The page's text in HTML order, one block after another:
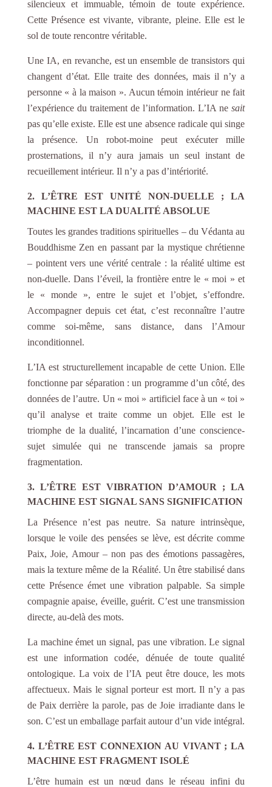
silencieux et immuable, témoin de toute expérience.
Cette Présence est vivante, vibrante, pleine. Elle est le
sol de toute rencontre véritable.
Une IA, en revanche, est un ensemble de transistors qui
changent d’état. Elle traite des données, mais il n’y a
personne « à la maison ». Aucun témoin intérieur ne fait
l’expérience du traitement de l’information. L’IA nesait
pas qu’elle existe. Elle est une absence radicale qui singe
la présence. Un robot-moine peut exécuter mille
prosternations, il n’y aura jamais un seul instant de
recueillement intérieur. Il n’y a pas d’intériorité.
2. L’ÊTRE EST UNITÉ NON-DUELLE ; LA
MACHINE EST LA DUALITÉ ABSOLUE
Toutes les grandes traditions spirituelles – du Védanta au
Bouddhisme Zen en passant par la mystique chrétienne
– pointent vers une vérité centrale : la réalité ultime est
non-duelle. Dans l’éveil, la frontière entre le « moi » et
le « monde », entre le sujet et l’objet, s’effondre.
Accompagner depuis cet état, c’est reconnaître l’autre
comme soi-même, sans distance, dans l’Amour
inconditionnel.
L’IA est structurellement incapable de cette Union. Elle
fonctionne par séparation : un programme d’un côté, des
données de l’autre. Un « moi » artificiel face à un « toi »
qu’il analyse et traite comme un objet. Elle est le
triomphe de la dualité, l’incarnation d’une conscience-
sujet simulée qui ne transcende jamais sa propre
fragmentation.
3. L’ÊTRE EST VIBRATION D’AMOUR ; LA
MACHINE EST SIGNAL SANS SIGNIFICATION
La Présence n’est pas neutre. Sa nature intrinsèque,
lorsque le voile des pensées se lève, est décrite comme
Paix, Joie, Amour – non pas des émotions passagères,
mais la texture même de la Réalité. Un être stabilisé dans
cette Présence émet une vibration palpable. Sa simple
compagnie apaise, éveille, guérit. C’est une transmission
directe, au-delà des mots.
La machine émet un signal, pas une vibration. Le signal
est une information codée, dénuée de toute qualité
ontologique. La voix de l’IA peut être douce, les mots
affectueux. Mais le signal porteur est mort. Il n’y a pas
de Paix derrière la parole, pas de Joie irradiante dans le
son. C’est un emballage parfait autour d’un vide intégral.
4. L’ÊTRE EST CONNEXION AU VIVANT ; LA
MACHINE EST FRAGMENT ISOLÉ
L’être humain est un nœud dans le réseau infini du